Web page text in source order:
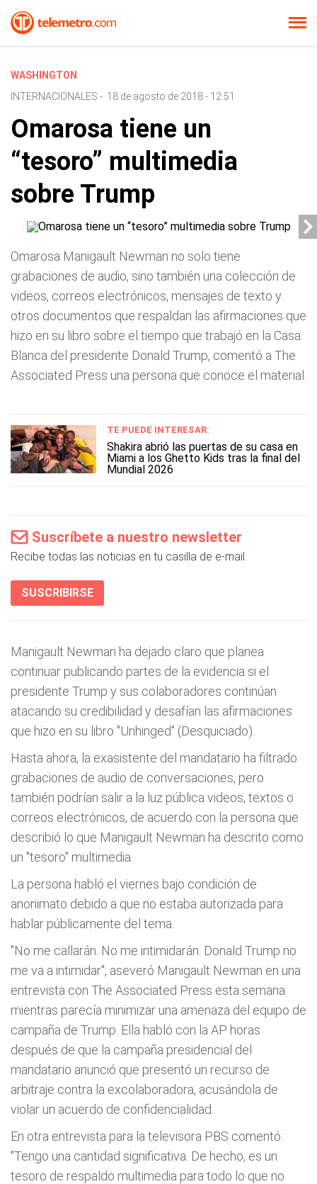
WASHINGTON
INTERNACIONALES - 18 de agosto de 2018 - 12:51
Omarosa tiene un
“tesoro” multimedia
sobre Trump
Omarosa Manigault Newman no solo tiene
grabaciones de audio, sino también una colección de
videos, correos electrónicos, mensajes de texto y
otros documentos que respaldan las afirmaciones que
hizo en su libro sobre el tiempo que trabajó en la Casa
Blanca del presidente Donald Trump, comentó a The
Associated Press una persona que conoce el material.
TE PUEDE INTERESAR:
Shakira abrió las puertas de su casa en
Miami a los Ghetto Kids tras la final del
Mundial 2026
Suscríbete a nuestro newsletter
Recibe todas las noticias en tu casilla de e-mail.
SUSCRIBIRSE
Manigault Newman ha dejado claro que planea
continuar publicando partes de la evidencia si el
presidente Trump y sus colaboradores continúan
atacando su credibilidad y desafían las afirmaciones
que hizo en su libro "Unhinged" (Desquiciado).
Hasta ahora, la exasistente del mandatario ha filtrado
grabaciones de audio de conversaciones, pero
también podrían salir a la luz pública videos, textos o
correos electrónicos, de acuerdo con la persona que
describió lo que Manigault Newman ha descrito como
un "tesoro" multimedia.
La persona habló el viernes bajo condición de
anonimato debido a que no estaba autorizada para
hablar públicamente del tema.
"No me callarán. No me intimidarán. Donald Trump no
me va a intimidar", aseveró Manigault Newman en una
entrevista con The Associated Press esta semana
mientras parecía minimizar una amenaza del equipo de
campaña de Trump. Ella habló con la AP horas
después de que la campaña presidencial del
mandatario anunció que presentó un recurso de
arbitraje contra la excolaboradora, acusándola de
violar un acuerdo de confidencialidad.
En otra entrevista para la televisora PBS comentó:
"Tengo una cantidad significativa. De hecho, es un
tesoro de respaldo multimedia para todo lo que no